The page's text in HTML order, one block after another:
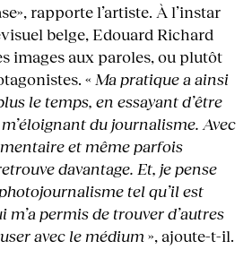
rapporte l’artiste. À l’instar
belge, Edouard Richard
images aux paroles, ou plutôt
« Ma pratique a ainsi
le temps, en essayant d’être
du journalisme. Avec
et même parfois
davantage. Et, je pense
tel qu’il est
m’a permis de trouver d’autres
avec le médium», ajoute-t-il.